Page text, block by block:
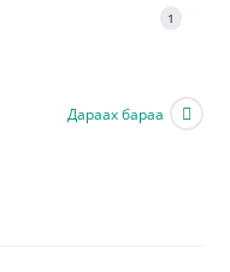
1
Дараах бараа